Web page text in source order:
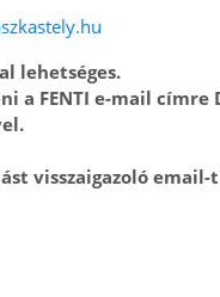
lehetséges.
a FENTI e-mail címre
visszaigazoló email-